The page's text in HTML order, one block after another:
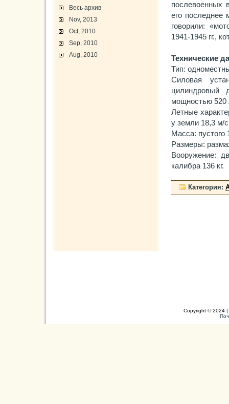
послевоенных
его последнее
говорили:
1941-1945 гг.,
Технические
Тип:
Силовая
цилиндровый
мощностью 520
Летные
у земли 18,3 м/
Масса: пустого
Размеры:
Вооружение:
калибра 136 кг.
Категория:
Весь архив
Nov, 2013
Oct, 2010
Sep, 2010
Aug, 2010
Copyright © 2024 |